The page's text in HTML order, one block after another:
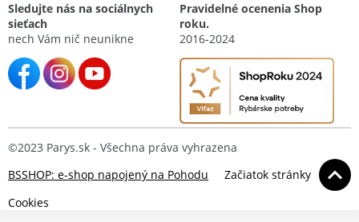
Sledujte nás na sociálnych
sieťach
nech Vám nič neunikne
Pravidelné ocenenia Shop
roku.
2016-2024
©2023 Parys.sk - Všechna práva vyhrazena
BSSHOP: e-shop napojený na Pohodu
Začiatok stránky
Cookies